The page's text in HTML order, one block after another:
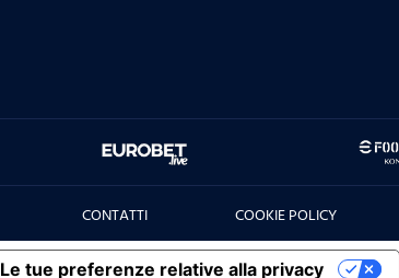
CONTATTI COOKIE POLICY
Le tue preferenze relative alla privacy